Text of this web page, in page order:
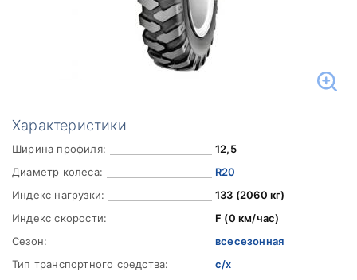
Характеристики
Ширина профиля:
12,5
Диаметр колеса:
R20
Индекс нагрузки:
133 (2060 кг)
Индекс скорости:
F (0 км/час)
Сезон:
всесезонная
Тип транспортного средства:
с/х